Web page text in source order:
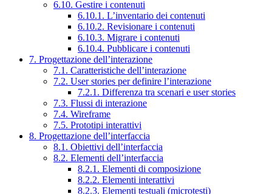
6.10. Gestire i contenuti
6.10.1. L’inventario dei contenuti
6.10.2. Revisionare i contenuti
6.10.3. Migrare i contenuti
6.10.4. Pubblicare i contenuti
7. Progettazione dell’interazione
7.1. Caratteristiche dell’interazione
7.2. User stories per definire l’interazione
7.2.1. Differenza tra scenari e user stories
7.3. Flussi di interazione
7.4. Wireframe
7.5. Prototipi interattivi
8. Progettazione dell’interfaccia
8.1. Obiettivi dell’interfaccia
8.2. Elementi dell’interfaccia
8.2.1. Elementi di composizione
8.2.2. Elementi interattivi
8.2.3. Elementi testuali (microtesti)